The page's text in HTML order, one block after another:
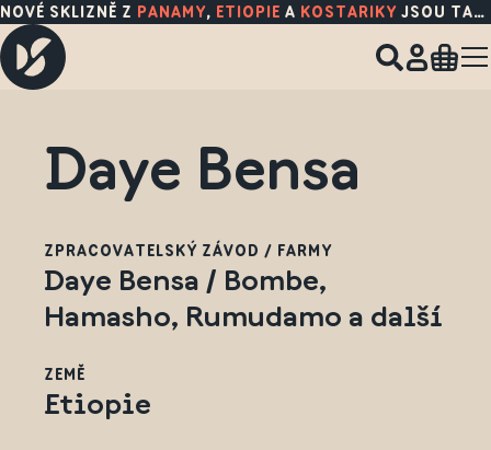
NOVÉ SKLIZNĚ Z PANAMY, ETIOPIE A KOSTARIKY JSOU TADY!
Daye Bensa
ZPRACOVATELSKÝ ZÁVOD / FARMY
Daye Bensa / Bombe,
Hamasho, Rumudamo a další
ZEMĚ
Etiopie